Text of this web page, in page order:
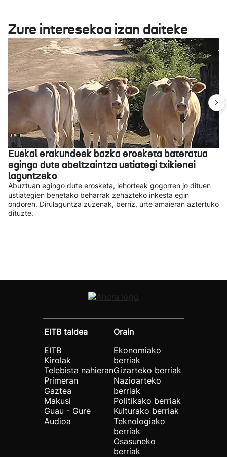
Zure interesekoa izan daiteke
Euskal erakundeek bazka erosketa bateratua
egingo dute abeltzaintza ustiategi txikienei
laguntzeko
Abuztuan egingo dute erosketa, lehorteak gogorren jo dituen
ustiategien benetako beharrak zehazteko inkesta egin
ondoren. Dirulaguntza zuzenak, berriz, urte amaieran aztertuko
dituzte.
EITB taldea
EITB
Kirolak
Telebista nahieran
Primeran
Gaztea
Makusi
Guau - Gure
Audioa
Orain
Ekonomiako
berriak
Gizarteko berriak
Nazioarteko
berriak
Politikako berriak
Kulturako berriak
Teknologiako
berriak
Osasuneko
berriak